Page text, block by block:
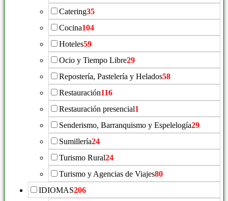
Catering35
Cocina104
Hoteles59
Ocio y Tiempo Libre29
Repostería, Pastelería y Helados58
Restauración116
Restauración presencial1
Senderismo, Barranquismo y Espelelogía29
Sumillería24
Turismo Rural24
Turismo y Agencias de Viajes80
IDIOMAS206